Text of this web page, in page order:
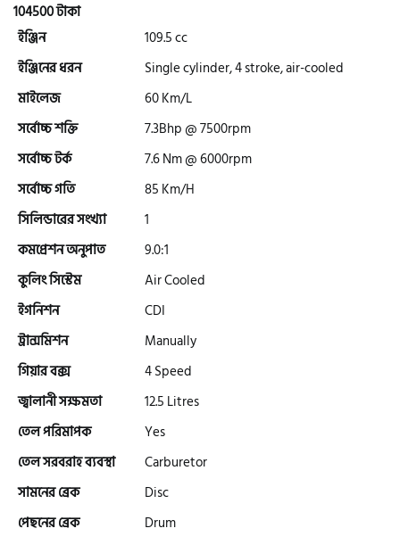
এস ওয়াই এম (SYM)
এপ্রিলিয়া (Aprilia)
ভেসপা (Vespa)
বেনেট (Bennett)
বিএমডাব্লিউ (BMW)
104500 টাকা
ইঞ্জিন
109.5 cc
ইঞ্জিনের ধরন
Single cylinder, 4 stroke, air-cooled
মাইলেজ
60 Km/L
সর্বোচ্চ শক্তি
7.3Bhp @ 7500rpm
সর্বোচ্চ টর্ক
7.6 Nm @ 6000rpm
সর্বোচ্চ গতি
85 Km/H
সিলিন্ডারের সংখ্যা
1
কমপ্রেশন অনুপাত
9.0:1
কুলিং সিস্টেম
Air Cooled
ইগনিশন
CDI
ট্রান্সমিশন
Manually
গিয়ার বক্স
4 Speed
জ্বালানী সক্ষমতা
12.5 Litres
তেল পরিমাপক
Yes
তেল সরবরাহ ব্যবস্থা
Carburetor
সামনের ব্রেক
Disc
পেছনের ব্রেক
Drum